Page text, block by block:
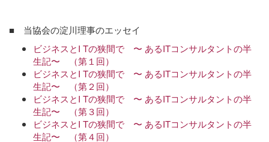
■ 当協会の淀川理事のエッセイ
ビジネスとI Tの狭間で 〜 あるITコンサルタントの半
生記〜 （第１回）
ビジネスとI Tの狭間で 〜 あるITコンサルタントの半
生記〜 （第２回）
ビジネスとI Tの狭間で 〜 あるITコンサルタントの半
生記〜 （第３回）
ビジネスとI Tの狭間で 〜 あるITコンサルタントの半
生記〜 （第４回）